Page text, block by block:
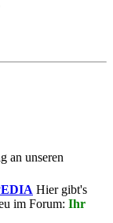
an unseren
Hier gibt's
im Forum: Ihr